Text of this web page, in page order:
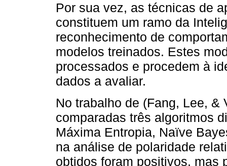
Por sua vez, as técnicas de
constituem um ramo da
reconhecimento de
modelos treinados. Estes
processados e procedem à
dados a avaliar.
No trabalho de (Fang, Lee, &
comparadas três algoritmos
Máxima Entropia, Naïve
na análise de polaridade
obtidos foram positivos, mas